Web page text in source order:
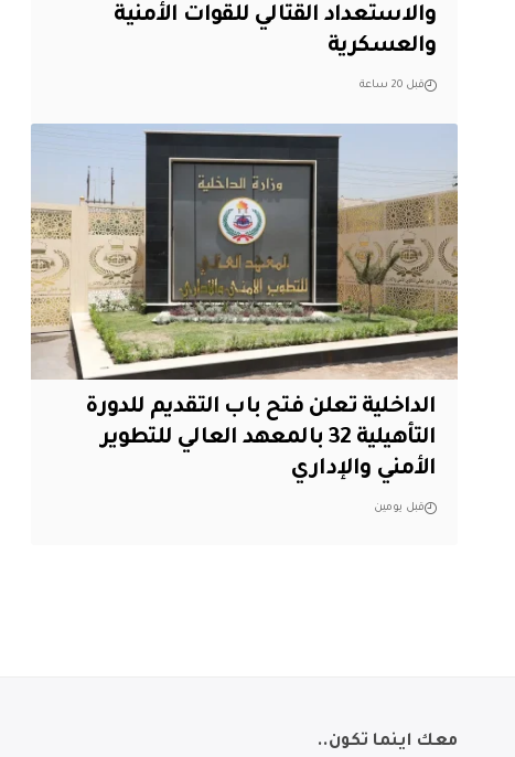
والاستعداد القتالي للقوات الأمنية
والعسكرية
قبل 20 ساعة
الداخلية تعلن فتح باب التقديم للدورة
التأهيلية 32 بالمعهد العالي للتطوير
الأمني والإداري
قبل يومين
معك اينما تكون..